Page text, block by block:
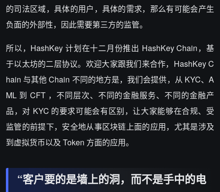
的司法区域，具体的用户，具体的需求，那么有可能会产生
负面的外部性，因此需要第三方的监管。
所以，HashKey 计划在十二月份推出 HashKey Chain，基
于以太坊的二层协议。欢迎大家跟我们来合作，HashKey C
hain 与其他 Chain 不同的地方是，我们会提供，从 KYC、A
ML 到 CFT ，不同层次、不同的金融服务、不同的金融产
品，对 KYC 的要求可能会有区别，让大家能够在合规、受
监管的前提下，安全地从事区块链上面的应用，尤其是涉及
到虚拟货币以及 Token 方面的应用。
“客户要的是墙上的洞，而不是手中的电